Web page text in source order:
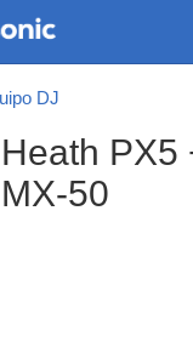
DJ
PX5
50